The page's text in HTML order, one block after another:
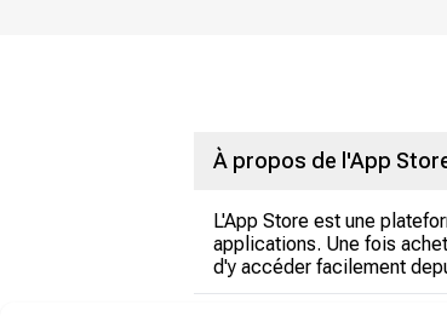
À propos de l'App
L'App Store est une
applications. Une fois
d'y accéder facilement